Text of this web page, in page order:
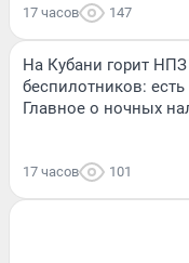
17 часов 147
На Кубани горит НПЗ
беспилотников:
Главное о ночных
17 часов 101